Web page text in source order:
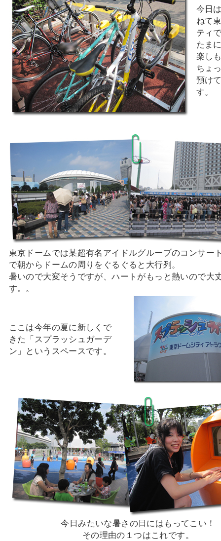
今日
ねて
ティ
たま
楽し
ちょ
預け
す。
東京ドームでは某超有名アイドルグループのコンサー
で朝からドームの周りをぐるぐると大行列。
暑いので大変そうですが、ハートがもっと熱いので大
す。。
ここは今年の夏に新しくで
きた「スプラッシュガーデ
ン」というスペースです。
今日みたいな暑さの日にはもってこい！
その理由の１つはこれです。